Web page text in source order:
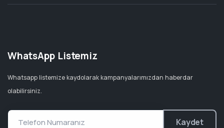
WhatsApp Listemiz
Whatsapp listemize kaydolarak kampanyalarımızdan haberdar
olabilirsiniz.
Kaydet